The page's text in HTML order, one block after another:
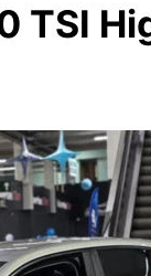
TSI